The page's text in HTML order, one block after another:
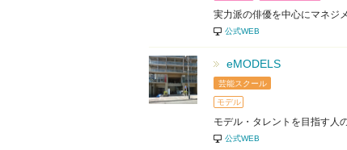
実力派の俳優を中心にマネジ
公式WEB
eMODELS
芸能スクール
モデル
モデル・タレントを目指す人
公式WEB